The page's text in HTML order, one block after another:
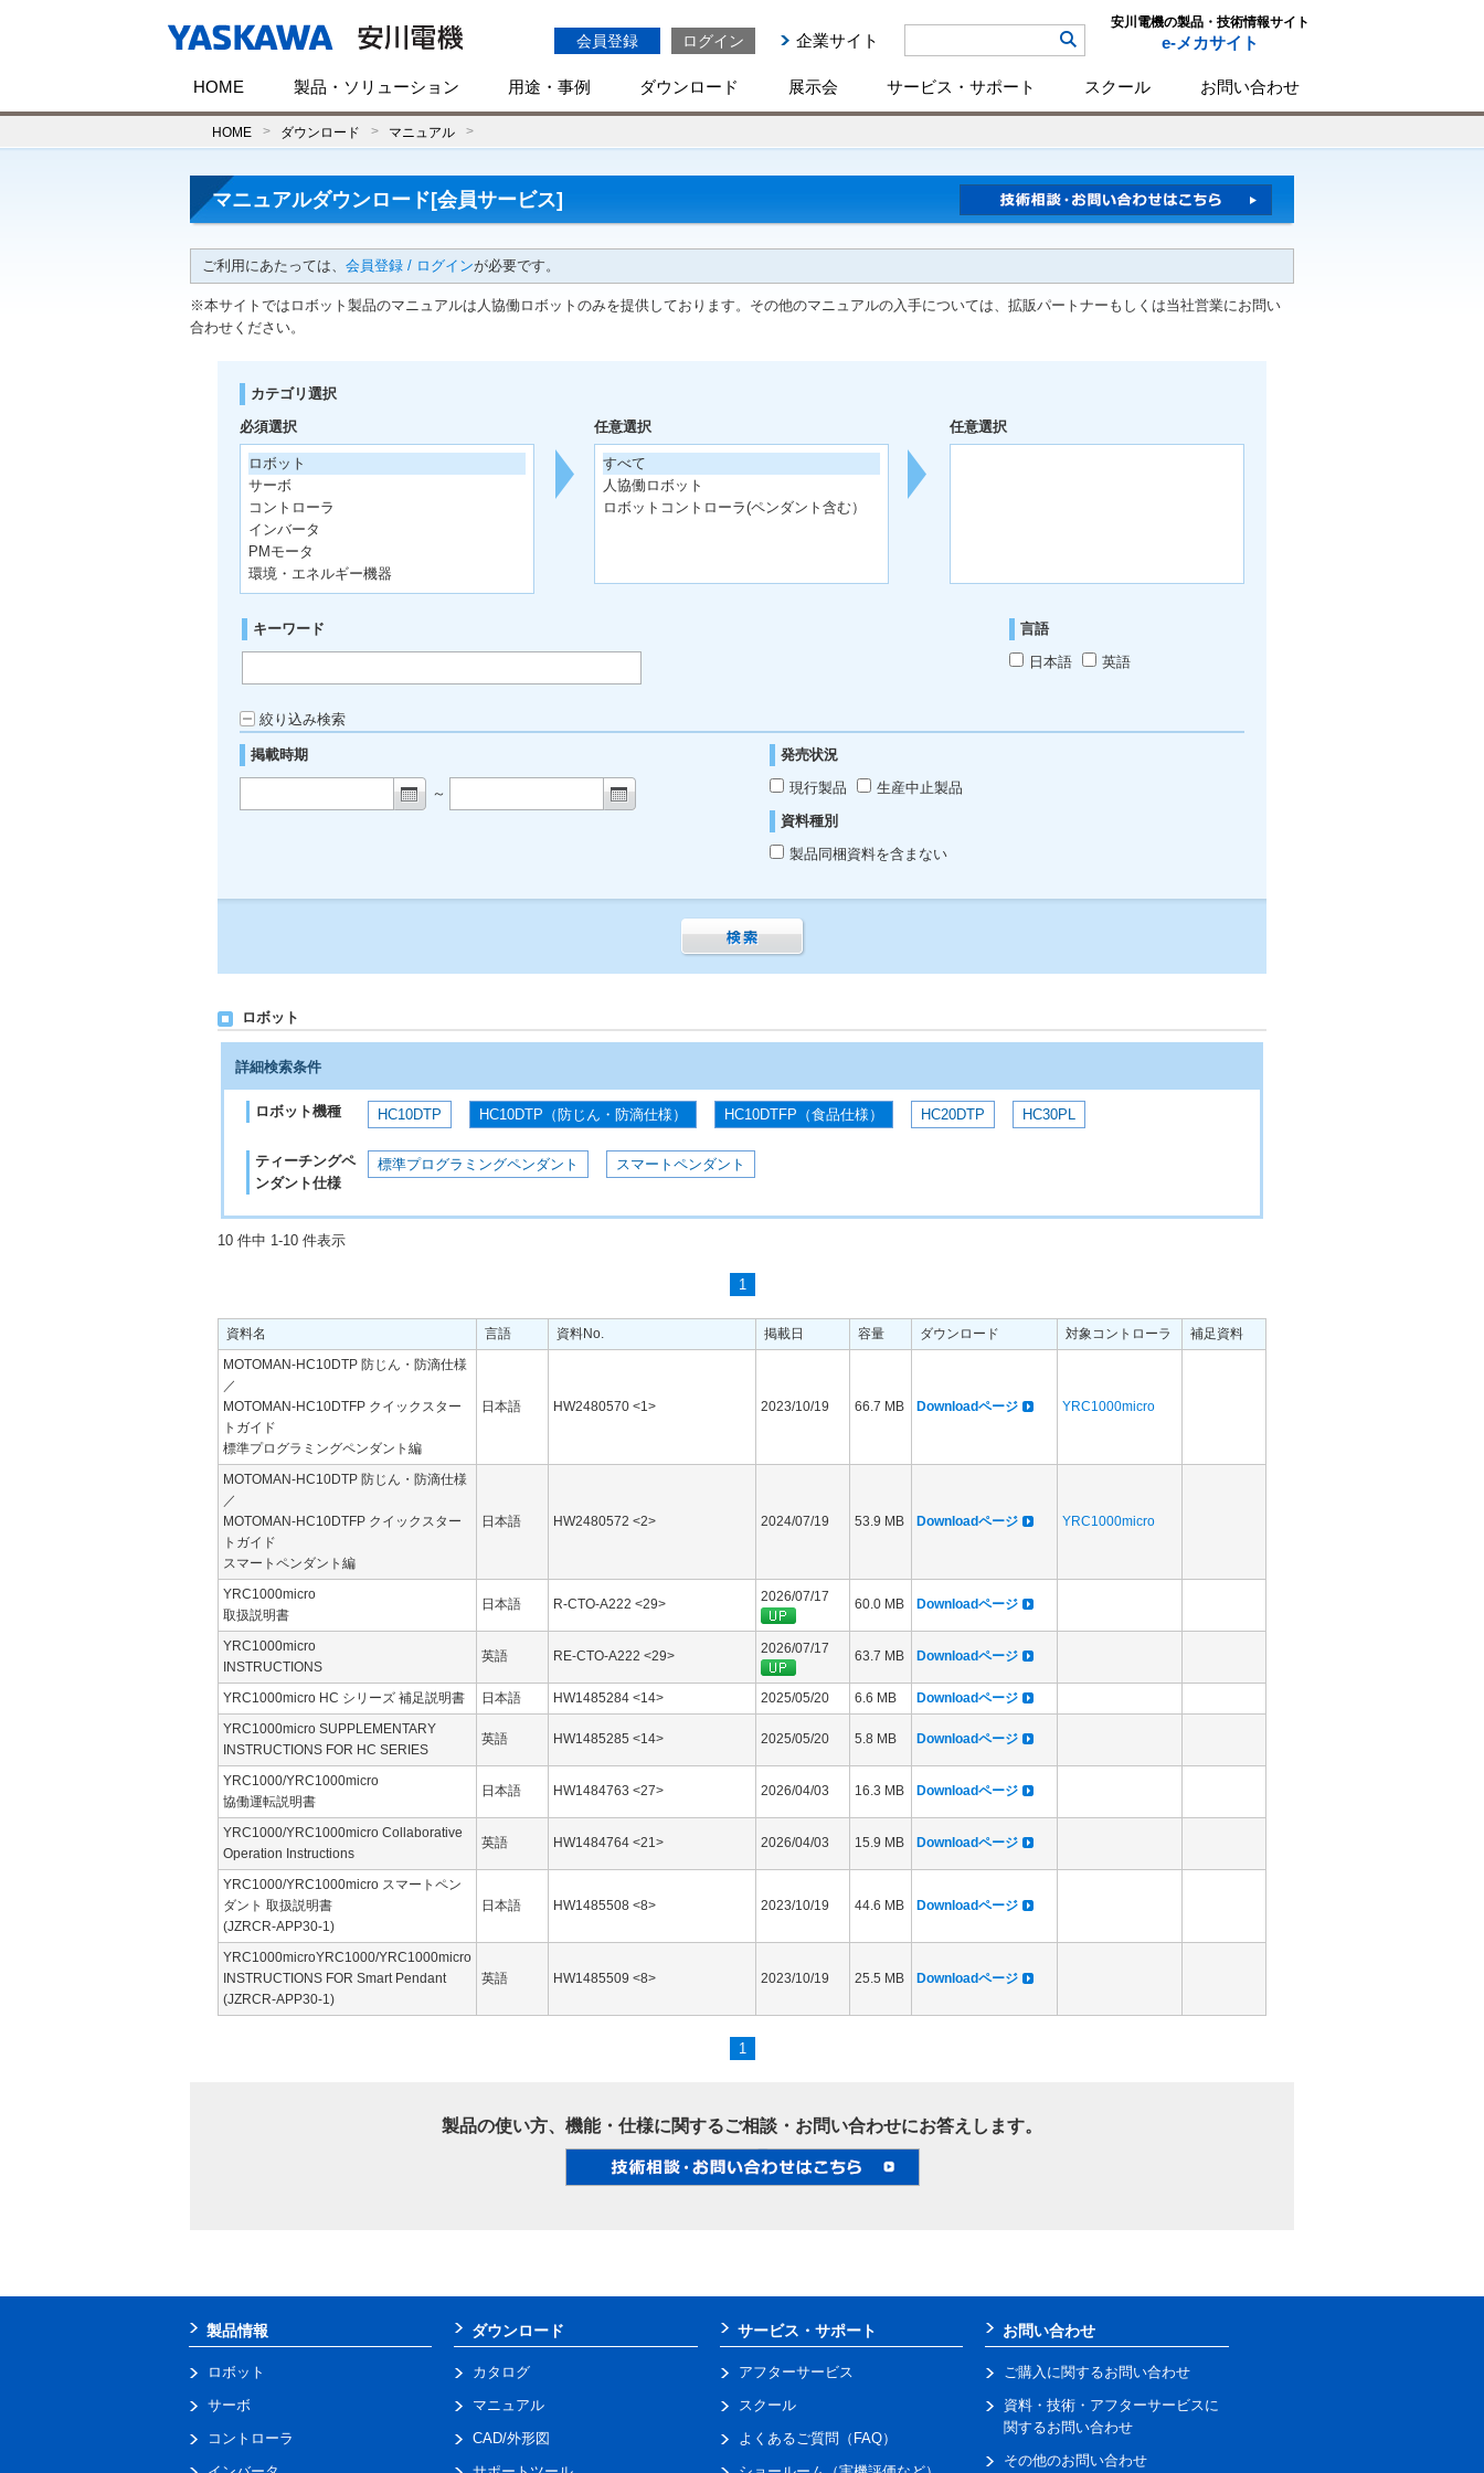
会員登録 ログイン 企業サイト
安川電機の製品・技術情報サイト
e-メカサイト
HOME 製品・ソリューション 用途・事例 ダウンロード 展示会 サービス・サポート スクール お問い合わせ
HOME ダウンロード マニュアル
マニュアルダウンロード[会員サービス]
ご利用にあたっては、 会員登録 / ログインが必要です。
※本サイトではロボット製品のマニュアルは人協働ロボットのみを提供しております。その他のマニュアルの入手については、拡販パートナーもしくは当社営業にお問い
合わせください。
カテゴリ選択
必須選択
ロボット
サーボ
コントローラ
インバータ
PMモータ
環境・エネルギー機器
任意選択
すべて
人協働ロボット
ロボットコントローラ(ペンダント含む）
任意選択
キーワード
言語
日本語
英語
絞り込み検索
掲載時期
～
発売状況
現行製品
生産中止製品
資料種別
製品同梱資料を含まない
ロボット
詳細検索条件
ロボット機種 HC10DTP HC10DTP（防じん・防滴仕様） HC10DTFP（食品仕様） HC20DTP HC30PL
ティーチングペ
ンダント仕様
標準プログラミングペンダント スマートペンダント
10 件中 1-10 件表示
1
資料名 言語 資料No. 掲載日 容量 ダウンロード 対象コントローラ
補足資料
MOTOMAN-HC10DTP 防じん・防滴仕様
／
MOTOMAN-HC10DTFP クイックスター
トガイド
標準プログラミングペンダント編
日本語 HW2480570 <1> 2023/10/19 66.7 MB Downloadページ YRC1000micro
MOTOMAN-HC10DTP 防じん・防滴仕様
／
MOTOMAN-HC10DTFP クイックスター
トガイド
スマートペンダント編
日本語 HW2480572 <2> 2024/07/19 53.9 MB Downloadページ YRC1000micro
YRC1000micro
取扱説明書
日本語 R-CTO-A222 <29> 2026/07/17 60.0 MB Downloadページ
YRC1000micro
INSTRUCTIONS
英語 RE-CTO-A222 <29> 2026/07/17 63.7 MB Downloadページ
YRC1000micro HC シリーズ 補足説明書 日本語 HW1485284 <14> 2025/05/20 6.6 MB
Downloadページ
YRC1000micro SUPPLEMENTARY
INSTRUCTIONS FOR HC SERIES
英語 HW1485285 <14> 2025/05/20 5.8 MB Downloadページ
YRC1000/YRC1000micro
協働運転説明書
日本語 HW1484763 <27> 2026/04/03 16.3 MB Downloadページ
YRC1000/YRC1000micro Collaborative
Operation Instructions
英語 HW1484764 <21> 2026/04/03 15.9 MB Downloadページ
YRC1000/YRC1000micro スマートペン
ダント 取扱説明書
(JZRCR-APP30-1)
日本語 HW1485508 <8> 2023/10/19 44.6 MB Downloadページ
YRC1000microYRC1000/YRC1000micro
INSTRUCTIONS FOR Smart Pendant
(JZRCR-APP30-1)
英語 HW1485509 <8> 2023/10/19 25.5 MB Downloadページ
1
製品の使い方、機能・仕様に関するご相談・お問い合わせにお答えします。
製品情報
ロボット
サーボ
コントローラ
ダウンロード
カタログ
マニュアル
CAD/外形図
サービス・サポート
アフターサービス
スクール
よくあるご質問（FAQ）
お問い合わせ
ご購入に関するお問い合わせ
資料・技術・アフターサービスに
関するお問い合わせ
その他のお問い合わせ